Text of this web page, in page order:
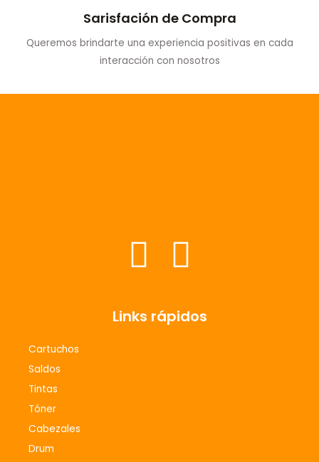
Sarisfación de Compra
Queremos brindarte una experiencia positivas en cada
interacción con nosotros
F
c
I
s
Links rápidos
Cartuchos
Saldos
Tintas
Tóner
Cabezales
Drum